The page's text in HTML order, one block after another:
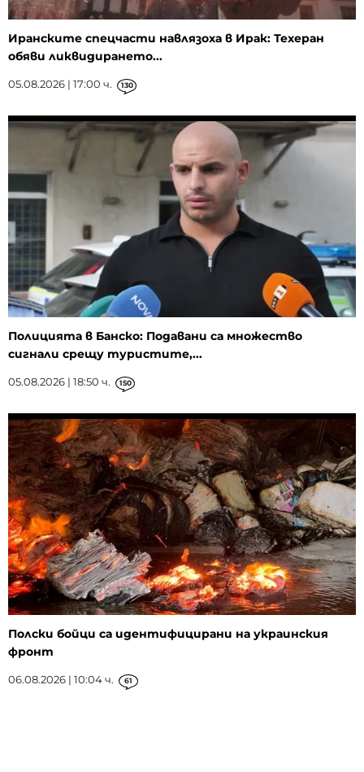
Иранските спецчасти навлязоха в Ирак: Техеран
обяви ликвидирането...
05.08.2026 | 17:00 ч. 130
Полицията в Банско: Подавани са множество
сигнали срещу туристите,...
05.08.2026 | 18:50 ч. 150
Полски бойци са идентифицирани на украинския
фронт
06.08.2026 | 10:04 ч. 61